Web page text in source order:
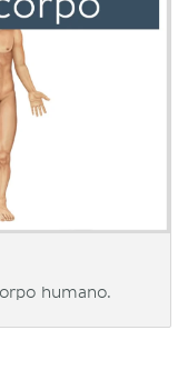
humano.